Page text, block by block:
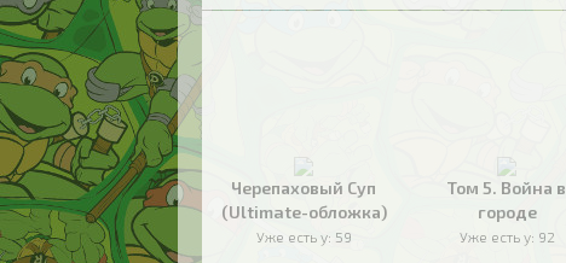
Черепаховый Суп
(Ultimate-обложка)
Уже есть у: 59
Том 5. Война в
городе
Уже есть у: 92